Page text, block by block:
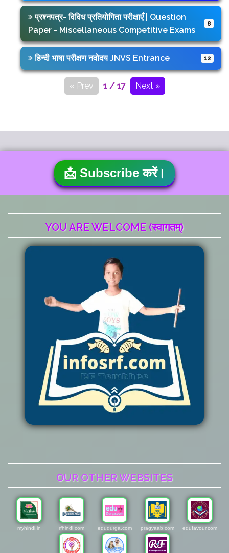
प्रश्नपत्र- विविध प्रतियोगिता परीक्षाएँ | Question
Paper - Miscellaneous Competitive Exams
8
हिन्दी भाषा परीक्षण नवोदय JNVS Entrance 12
« Prev 1 / 17 Next »
📩 Subscribe करें।
YOU ARE WELCOME (स्वागतम्)
OUR OTHER WEBSITES
myhindi.in rfhindi.com edudurga.com pragyaab.com edufavour.com